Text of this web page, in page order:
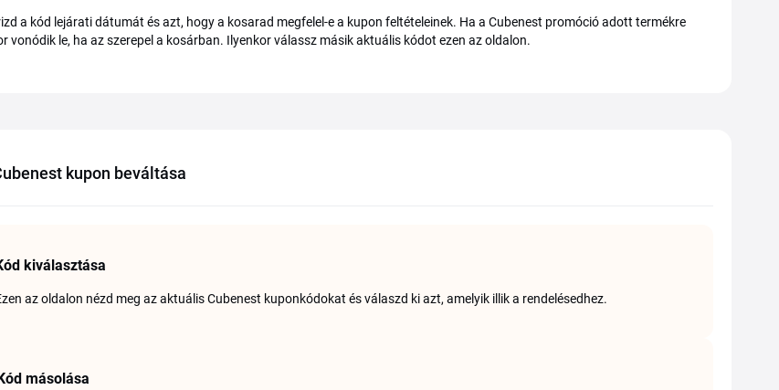
a kód lejárati dátumát és azt, hogy a kosarad megfelel-e a kupon feltételeinek. Ha a Cubenest promóció adott termékre
vonódik le, ha az szerepel a kosárban. Ilyenkor válassz másik aktuális kódot ezen az oldalon.
kupon beváltása
kiválasztása
az oldalon nézd meg az aktuális Cubenest kuponkódokat és válaszd ki azt, amelyik illik a rendelésedhez.
másolása